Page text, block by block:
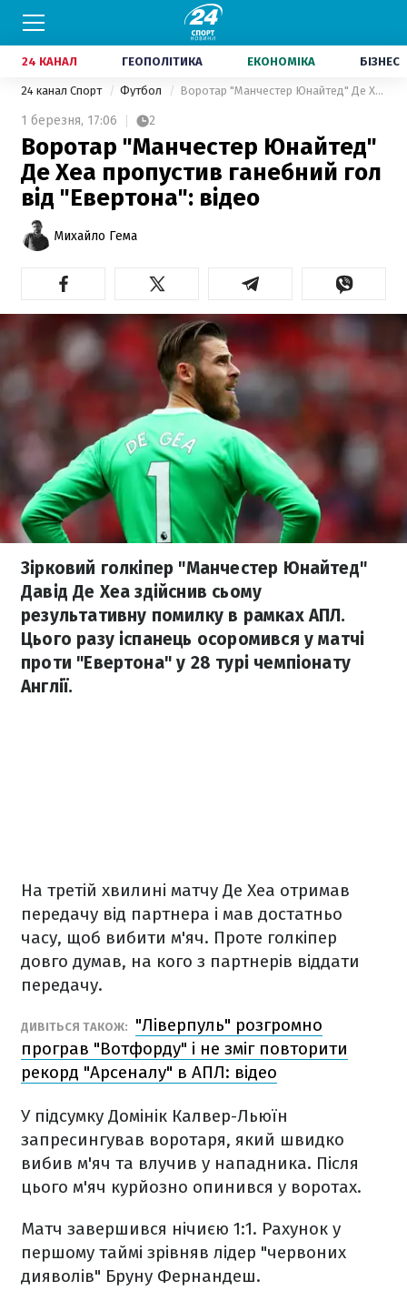
24 КАНАЛ ГЕОПОЛІТИКА ЕКОНОМІКА БІЗНЕС
24 канал Спорт Футбол Воротар "Манчестер Юнайтед" Де Хеа пропустив ганебний гол від "Евертона": відео
1 березня, 17:06 2
Воротар "Манчестер Юнайтед"
Де Хеа пропустив ганебний гол
від "Евертона": відео
Михайло Гема
Зірковий голкіпер "Манчестер Юнайтед"
Давід Де Хеа здійснив сьому
результативну помилку в рамках АПЛ.
Цього разу іспанець осоромився у матчі
проти "Евертона" у 28 турі чемпіонату
Англії.
На третій хвилині матчу Де Хеа отримав
передачу від партнера і мав достатньо
часу, щоб вибити м'яч. Проте голкіпер
довго думав, на кого з партнерів віддати
передачу.
ДИВІТЬСЯ ТАКОЖ:
"Ліверпуль" розгромно
програв "Вотфорду" і не зміг повторити
рекорд "Арсеналу" в АПЛ: відео
У підсумку Домінік Калвер-Льюїн
запресингував воротаря, який швидко
вибив м'яч та влучив у нападника. Після
цього м'яч курйозно опинився у воротах.
Матч завершився нічиєю 1:1. Рахунок у
першому таймі зрівняв лідер "червоних
дияволів" Бруну Фернандеш.